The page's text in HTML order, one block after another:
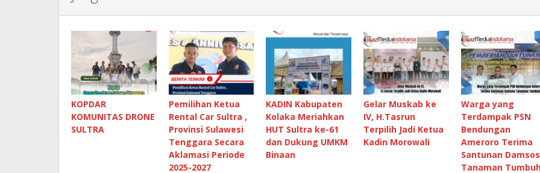
KOPDAR
KOMUNITAS DRONE
SULTRA
Pemilihan Ketua
Rental Car Sultra ,
Provinsi Sulawesi
Tenggara Secara
Aklamasi Periode
2025-2027
KADIN Kabupaten
Kolaka Meriahkan
HUT Sultra ke-61
dan Dukung UMKM
Binaan
Gelar Muskab ke
IV, H.Tasrun
Terpilih Jadi Ketua
Kadin Morowali
Warga yang
Terdampak PSN
Bendungan
Ameroro Terima
Santunan Damsos
Tanaman